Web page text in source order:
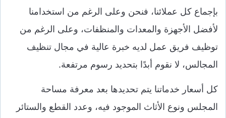
بإجماع كل عملائنا، فنحن وعلى الرغم من استخدامنا
لأفضل الأجهزة والمعدات والمنظفات، وعلى الرغم من
توظيف فريق عمل لديه خبرة عالية في مجال تنظيف
المجالس، لا نقوم أبدًا بتحديد رسوم مرتفعة.
كل أسعار خدماتنا يتم تحديدها بعد معرفة مساحة
المجلس ونوع الأثاث الموجود فيه، وعدد القطع والستائر